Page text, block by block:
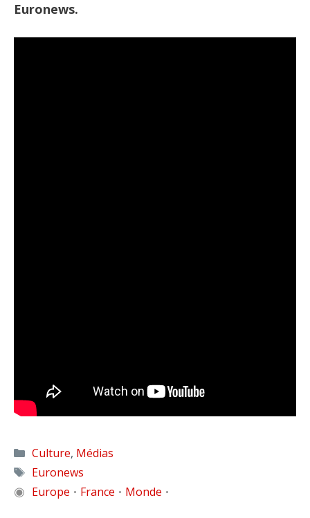
Euronews.
Catégories
Culture, Médias
Étiquettes
Euronews
◉ Europe • France • Monde •